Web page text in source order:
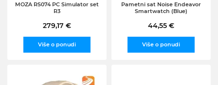
MOZA RS074 PC Simulator set
R3
279,17 €
Više o ponudi
Pametni sat Noise Endeavor
Smartwatch (Blue)
44,55 €
Više o ponudi